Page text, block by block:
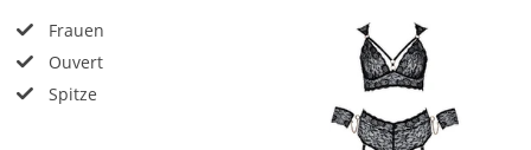
Frauen
Ouvert
Spitze